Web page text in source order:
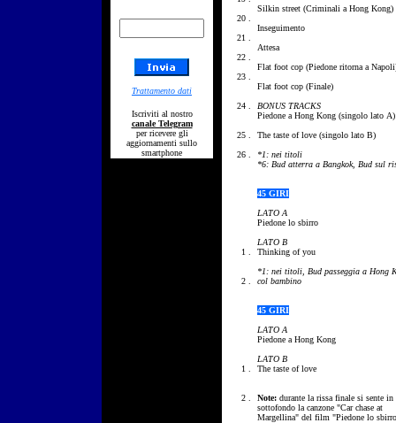
Trattamento dati
Iscriviti al nostro
canale Telegram
per ricevere gli
aggiornamenti sullo
smartphone
20 .
21 .
22 .
23 .
24 .
25 .
26 .
1 .
2 .
1 .
2 .
Silkin street (Criminali a Hong Kong)
Inseguimento
Attesa
Flat foot cop (Piedone ritorna a
Flat foot cop (Finale)
BONUS TRACKS
Piedone a Hong Kong (singolo lato A)
The taste of love (singolo lato B)
*1: nei titoli
*6: Bud atterra a Bangkok, Bud sul
45 GIRI
LATO A
Piedone lo sbirro
LATO B
Thinking of you
*1: nei titoli, Bud passeggia a Hong
col bambino
45 GIRI
LATO A
Piedone a Hong Kong
LATO B
The taste of love
Note: durante la rissa finale si sente in
sottofondo la canzone "Car chase at
Margellina" del film "Piedone lo